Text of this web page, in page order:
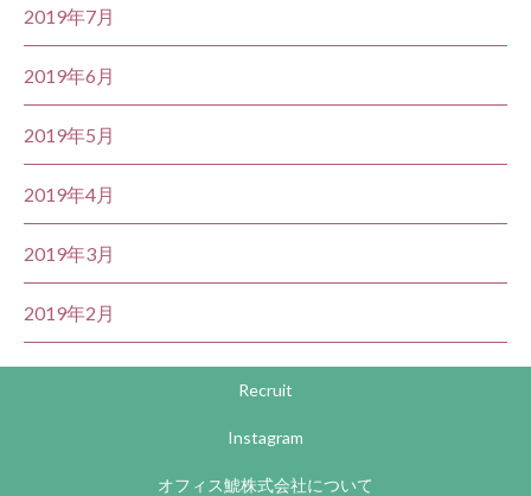
2019年7月
2019年6月
2019年5月
2019年4月
2019年3月
2019年2月
Recruit
Instagram
オフィス鯱株式会社について